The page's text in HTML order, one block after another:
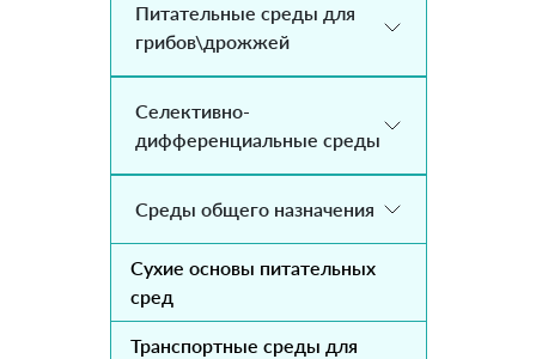
Питательные среды для
грибов\дрожжей
Селективно-
дифференциальные среды
Среды общего назначения
Сухие основы питательных
сред
Транспортные среды для